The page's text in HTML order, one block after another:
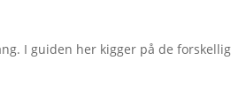
I guiden her kigger på de